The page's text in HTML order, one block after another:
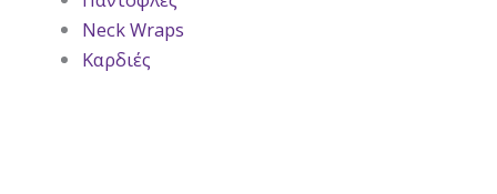
Neck Wraps
Καρδιές